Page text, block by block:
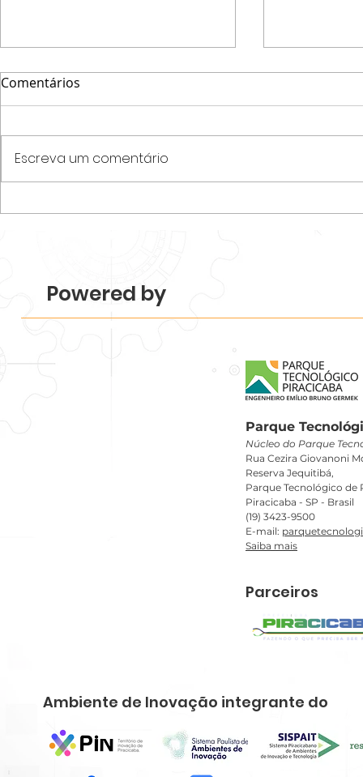
ecossistema.
Comentários
Escreva um comentário
Powered by
Parque
Núcleo do Parque
Rua Cezira Giovanoni
Reserva Jequitibá,
Parque Tecnológico de
Piracicaba - SP - Brasil
(19) 3423-9500
E-mail:
Saiba mais
Parceiros
Ambiente de Inovação integrante do